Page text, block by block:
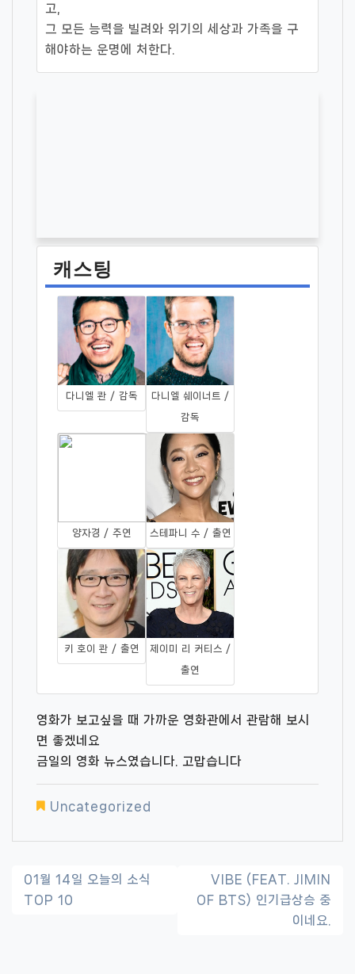
고,
그 모든 능력을 빌려와 위기의 세상과 가족을 구
해야하는 운명에 처한다.
캐스팅
다니엘 콴 / 감독 다니엘 쉐이너트 /
감독
양자경 / 주연 스테파니 수 / 출연
키 호이 콴 / 출연 제이미 리 커티스 /
출연
영화가 보고싶을 때 가까운 영화관에서 관람해 보시
면 좋겠네요
금일의 영화 뉴스였습니다. 고맙습니다
Uncategorized
글
내
01월 14일 오늘의 소식
TOP 10
VIBE (FEAT. JIMIN
OF BTS) 인기급상승 중
이네요.